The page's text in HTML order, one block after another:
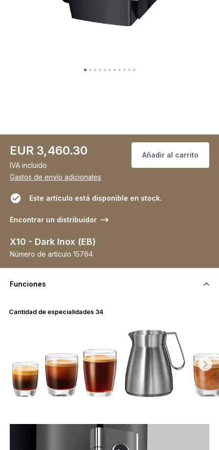
EUR 3,460.30
IVA incluido
Gastos de envío adicionales
Añadir al carrito
Este artículo está disponible en stock.
Encontrar un distribuidor
X10 - Dark Inox (EB)
Número de artículo 15764
Funciones